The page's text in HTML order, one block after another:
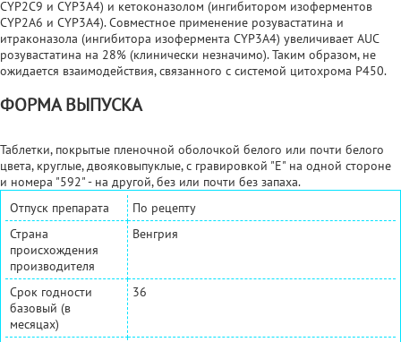
CYP2C9 и CYP3A4) и кетоконазолом (ингибитором изоферментов
CYP2A6 и CYP3A4). Совместное применение розувастатина и
итраконазола (ингибитора изофермента CYP3A4) увеличивает AUC
розувастатина на 28% (клинически незначимо). Таким образом, не
ожидается взаимодействия, связанного с системой цитохрома Р450.
ФОРМА ВЫПУСКА
Таблетки, покрытые пленочной оболочкой белого или почти белого
цвета, круглые, двояковыпуклые, с гравировкой "E" на одной стороне
и номера "592" - на другой, без или почти без запаха.
Отпуск препарата
По рецепту
Страна
происхождения
производителя
Венгрия
Срок годности
базовый (в
месяцах)
36